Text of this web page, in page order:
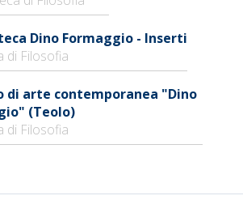
Dino Formaggio - Inserti
di Filosofia
di arte contemporanea "Dino
(Teolo)
di Filosofia